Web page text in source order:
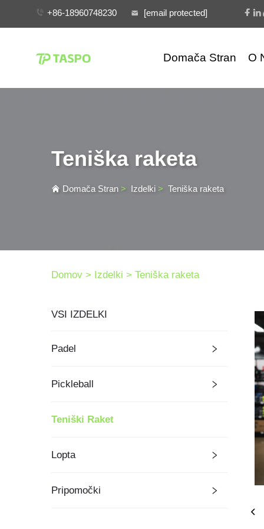
+86-18960748230 [email protected]
Domača Stran O
Teniška raketa
Domača Stran > Izdelki > Teniška raketa
Domov > Izdelki > Teniška raketa
VSI IZDELKI
Padel
Pickleball
Teniški Raket
Lopta
Pripomočki